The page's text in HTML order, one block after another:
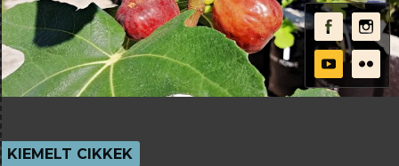
KIEMELT CIKKEK